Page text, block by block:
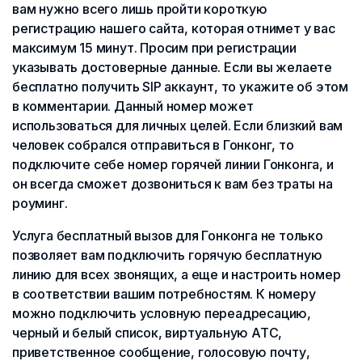
вам нужно всего лишь пройти короткую
регистрацию нашего сайта, которая отнимет у вас
максимум 15 минут. Просим при регистрации
указывать достоверные данные. Если вы желаете
бесплатно получить SIP аккаунт, то укажите об этом
в комментарии. Данный номер может
использоваться для личных целей. Если близкий вам
человек собрался отправиться в Гонконг, то
подключите себе номер горячей линии Гонконга, и
он всегда сможет дозвониться к вам без траты на
роуминг.
Услуга бесплатный вызов для Гонконга не только
позволяет вам подключить горячую бесплатную
линию для всех звонящих, а еще и настроить номер
в соответствии вашим потребностям. К номеру
можно подключить условную переадресацию,
черный и белый список, виртуальную АТС,
приветственное сообщение, голосовую почту,